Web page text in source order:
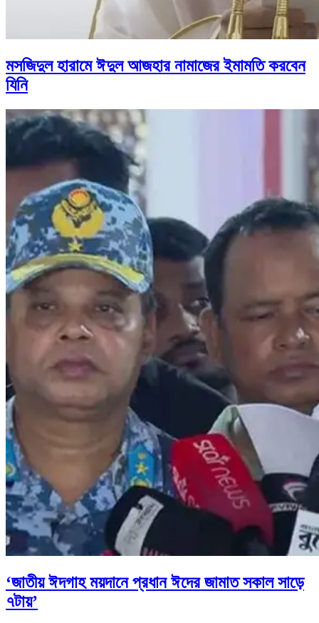
মসজিদুল হারামে ঈদুল আজহার নামাজের ইমামতি করবেন
যিনি
‘জাতীয় ঈদগাহ ময়দানে প্রধান ঈদের জামাত সকাল সাড়ে
৭টায়’